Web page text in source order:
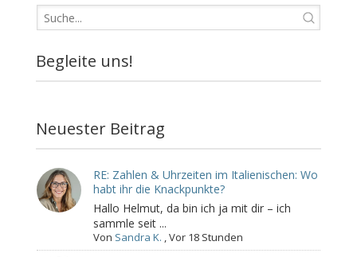
Begleite uns!
Neuester Beitrag
RE: Zahlen & Uhrzeiten im Italienischen: Wo
habt ihr die Knackpunkte?
Hallo Helmut, da bin ich ja mit dir – ich
sammle seit ...
Von Sandra K. ,Vor 18 Stunden